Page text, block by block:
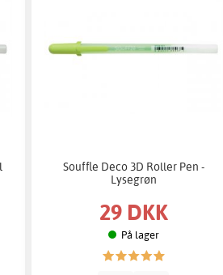
Souffle Deco 3D Roller Pen -
Lysegrøn
29 DKK
På lager